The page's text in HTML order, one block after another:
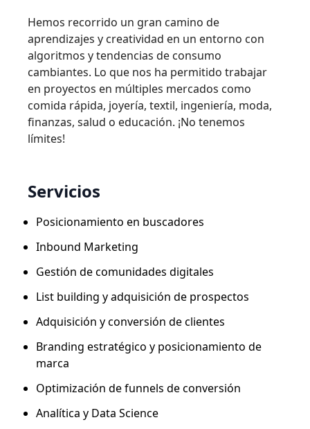
Hemos recorrido un gran camino de
aprendizajes y creatividad en un entorno con
algoritmos y tendencias de consumo
cambiantes. Lo que nos ha permitido trabajar
en proyectos en múltiples mercados como
comida rápida, joyería, textil, ingeniería, moda,
finanzas, salud o educación. ¡No tenemos
límites!
Servicios
Posicionamiento en buscadores
Inbound Marketing
Gestión de comunidades digitales
List building y adquisición de prospectos
Adquisición y conversión de clientes
Branding estratégico y posicionamiento de
marca
Optimización de funnels de conversión
Analítica y Data Science